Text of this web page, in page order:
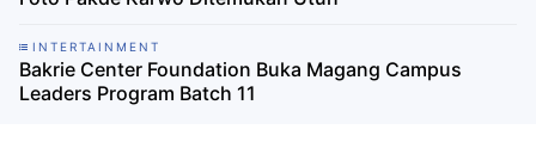
INTERTAINMENT
Bakrie Center Foundation Buka Magang Campus
Leaders Program Batch 11